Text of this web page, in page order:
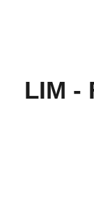
LIM -